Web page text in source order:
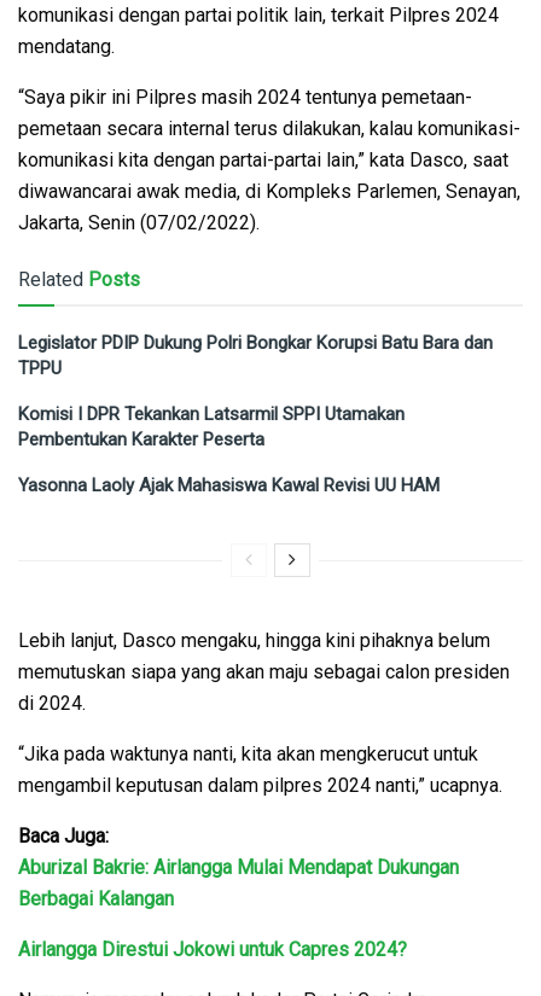
komunikasi dengan partai politik lain, terkait Pilpres 2024
mendatang.
“Saya pikir ini Pilpres masih 2024 tentunya pemetaan-
pemetaan secara internal terus dilakukan, kalau komunikasi-
komunikasi kita dengan partai-partai lain,” kata Dasco, saat
diwawancarai awak media, di Kompleks Parlemen, Senayan,
Jakarta, Senin (07/02/2022).
Related Posts
Legislator PDIP Dukung Polri Bongkar Korupsi Batu Bara dan
TPPU
Komisi I DPR Tekankan Latsarmil SPPI Utamakan
Pembentukan Karakter Peserta
Yasonna Laoly Ajak Mahasiswa Kawal Revisi UU HAM
Lebih lanjut, Dasco mengaku, hingga kini pihaknya belum
memutuskan siapa yang akan maju sebagai calon presiden
di 2024.
“Jika pada waktunya nanti, kita akan mengkerucut untuk
mengambil keputusan dalam pilpres 2024 nanti,” ucapnya.
Baca Juga:
Aburizal Bakrie: Airlangga Mulai Mendapat Dukungan
Berbagai Kalangan
Airlangga Direstui Jokowi untuk Capres 2024?